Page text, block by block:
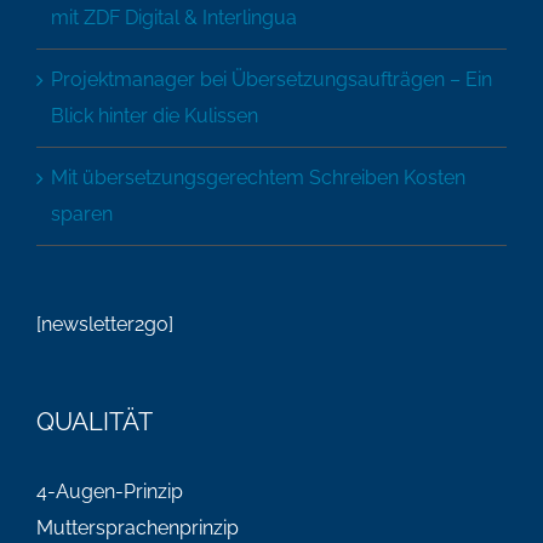
mit ZDF Digital & Interlingua
Projektmanager bei Übersetzungsaufträgen – Ein
Blick hinter die Kulissen
Mit übersetzungsgerechtem Schreiben Kosten
sparen
[newsletter2go]
QUALITÄT
4-Augen-Prinzip
Muttersprachenprinzip